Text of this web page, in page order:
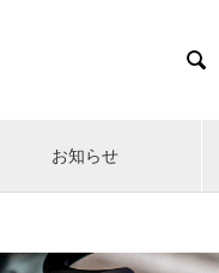

お知らせ